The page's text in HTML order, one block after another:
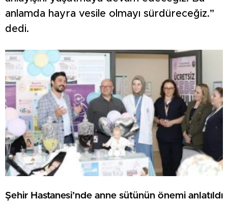
anlamda hayra vesile olmayı sürdüreceğiz.”
dedi.
Şehir Hastanesi’nde anne sütünün önemi anlatıldı